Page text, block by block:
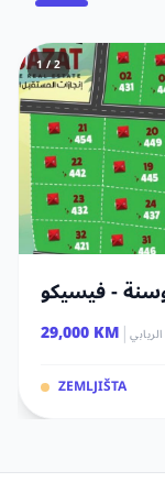
1 / 2
- فيسيكو
29,000 KM|
ZEMLJIŠTA